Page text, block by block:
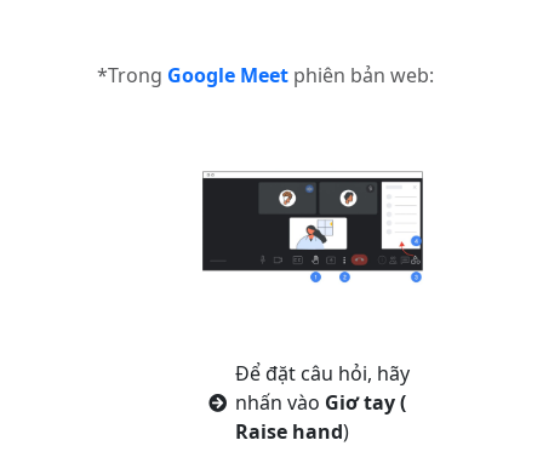
*Trong Google Meet phiên bản web:
Để đặt câu hỏi, hãy
nhấn vào Giơ tay (
Raise hand)